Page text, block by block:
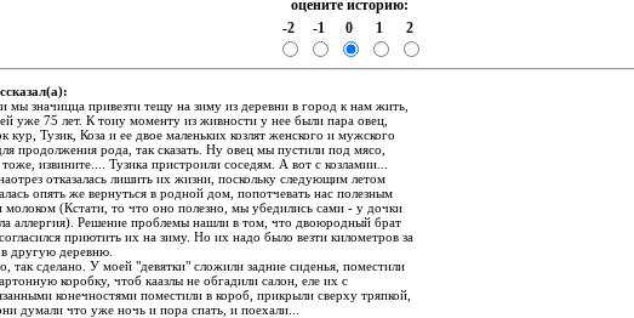
оцените историю:
-2
-1 0 1 2
мы значицца привезти тещу на зиму из деревни в город к нам жить,
уже 75 лет. К тоиу моменту из живности у нее были пара овец,
кур, Тузик, Коза и ее двое маленьких козлят женского и мужского
продолжения рода, так сказать. Ну овец мы пустили под мясо,
извините.... Тузика пристроили соседям. А вот с козламии...
отказалась лишить их жизни, поскольку следующим летом
опять же вернуться в родной дом, попотчевать нас полезным
молоком (Кстати, то что оно полезно, мы убедились сами - у дочки
аллергия). Решение проблемы нашли в том, что двоюродный брат
приютить их на зиму. Но их надо было везти километров за
другую деревню.
так сделано. У моей "девятки" сложили задние сиденья, поместили
коробку, чтоб каазлы не обгадили салон, еле их с
конечностями поместили в короб, прикрыли сверху тряпкой,
думали что уже ночь и пора спать, и поехали...